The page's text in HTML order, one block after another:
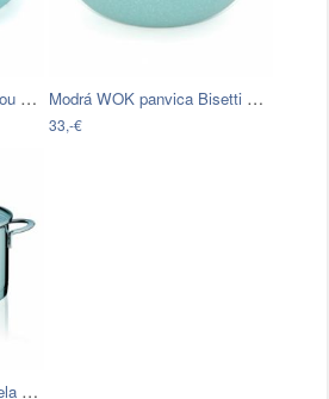
Modrá panvica s pokrievkou Bisetti Miss… Modrá WOK panvica Bisetti Miss Gourmet,…
33,-€
Hrniec z antikoro ocele Kela Cailin, ø…